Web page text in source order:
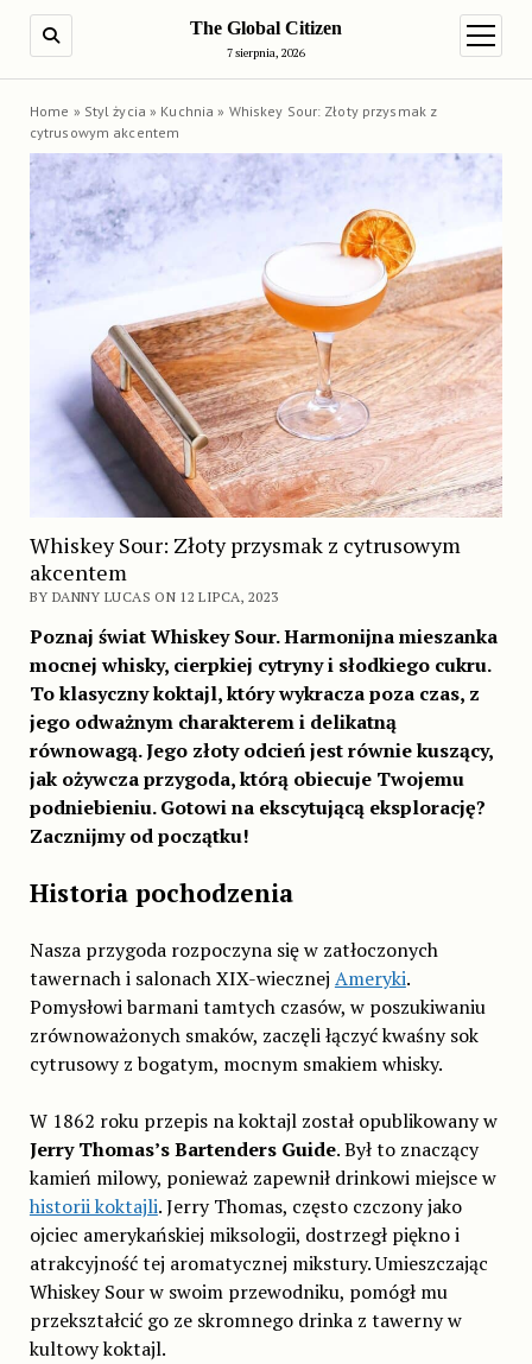
The Global Citizen
7 sierpnia, 2026
open
Home » Styl życia » Kuchnia » Whiskey Sour: Złoty przysmak z
cytrusowym akcentem
Whiskey Sour: Złoty przysmak z cytrusowym
akcentem
BY DANNY LUCAS ON 12 LIPCA, 2023
Poznaj świat Whiskey Sour. Harmonijna mieszanka
mocnej whisky, cierpkiej cytryny i słodkiego cukru.
To klasyczny koktajl, który wykracza poza czas, z
jego odważnym charakterem i delikatną
równowagą. Jego złoty odcień jest równie kuszący,
jak ożywcza przygoda, którą obiecuje Twojemu
podniebieniu. Gotowi na ekscytującą eksplorację?
Zacznijmy od początku!
Historia pochodzenia
Nasza przygoda rozpoczyna się w zatłoczonych
tawernach i salonach XIX-wiecznej Ameryki.
Pomysłowi barmani tamtych czasów, w poszukiwaniu
zrównoważonych smaków, zaczęli łączyć kwaśny sok
cytrusowy z bogatym, mocnym smakiem whisky.
W 1862 roku przepis na koktajl został opublikowany w
Jerry Thomas’s Bartenders Guide. Był to znaczący
kamień milowy, ponieważ zapewnił drinkowi miejsce w
historii koktajli. Jerry Thomas, często czczony jako
ojciec amerykańskiej miksologii, dostrzegł piękno i
atrakcyjność tej aromatycznej mikstury. Umieszczając
Whiskey Sour w swoim przewodniku, pomógł mu
przekształcić go ze skromnego drinka z tawerny w
kultowy koktajl.